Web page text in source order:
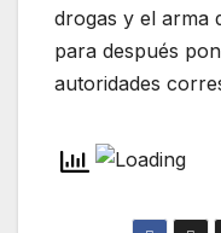
drogas y el arma
para después
autoridades